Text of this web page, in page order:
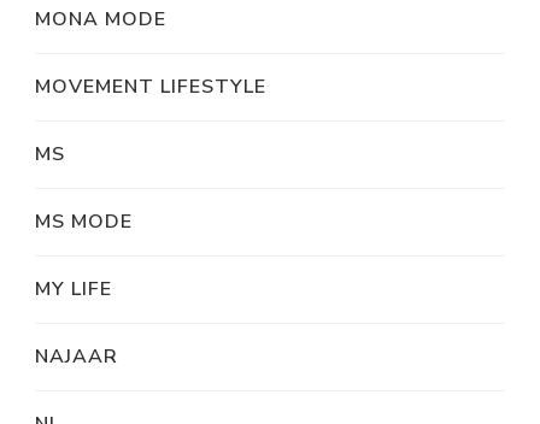
MONA MODE
MOVEMENT LIFESTYLE
MS
MS MODE
MY LIFE
NAJAAR